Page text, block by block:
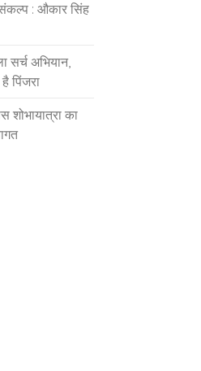
: औकार सिंह
अभियान,
पिंजरा
शोभायात्रा का